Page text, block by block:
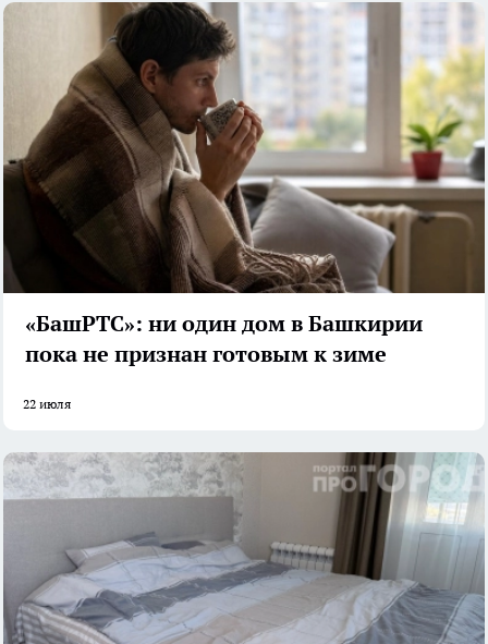
«БашРТС»: ни один дом в Башкирии
пока не признан готовым к зиме
22 июля